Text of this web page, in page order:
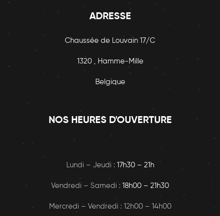
ADRESSE
Chaussée de Louvain 17/C
1320 , Hamme-Mille
Belgique
NOS HEURES D'OUVERTURE
Lundi – Jeudi : 17h30 – 21h
Vendredi – Samedi : 18h00 – 21h30
Mercredi – Vendredi : 12h00 – 14h00